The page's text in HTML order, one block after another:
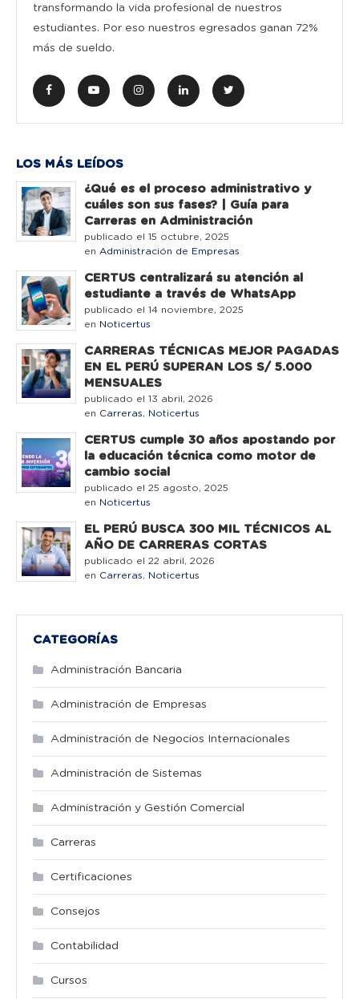
transformando la vida profesional de nuestros
estudiantes. Por eso nuestros egresados ganan 72%
más de sueldo.
LOS MÁS LEÍDOS
¿Qué es el proceso administrativo y
cuáles son sus fases? | Guía para
Carreras en Administración
publicado el 15 octubre, 2025
en Administración de Empresas
CERTUS centralizará su atención al
estudiante a través de WhatsApp
publicado el 14 noviembre, 2025
en Noticertus
CARRERAS TÉCNICAS MEJOR PAGADAS
EN EL PERÚ SUPERAN LOS S/ 5.000
MENSUALES
publicado el 13 abril, 2026
en Carreras, Noticertus
CERTUS cumple 30 años apostando por
la educación técnica como motor de
cambio social
publicado el 25 agosto, 2025
en Noticertus
EL PERÚ BUSCA 300 MIL TÉCNICOS AL
AÑO DE CARRERAS CORTAS
publicado el 22 abril, 2026
en Carreras, Noticertus
CATEGORÍAS
Administración Bancaria
Administración de Empresas
Administración de Negocios Internacionales
Administración de Sistemas
Administración y Gestión Comercial
Carreras
Certificaciones
Consejos
Contabilidad
Cursos